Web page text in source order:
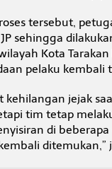
tersebut,
sehingga
Kota
pelaku kembali
kehilangan jejak
tim tetap
di
ditemukan,”